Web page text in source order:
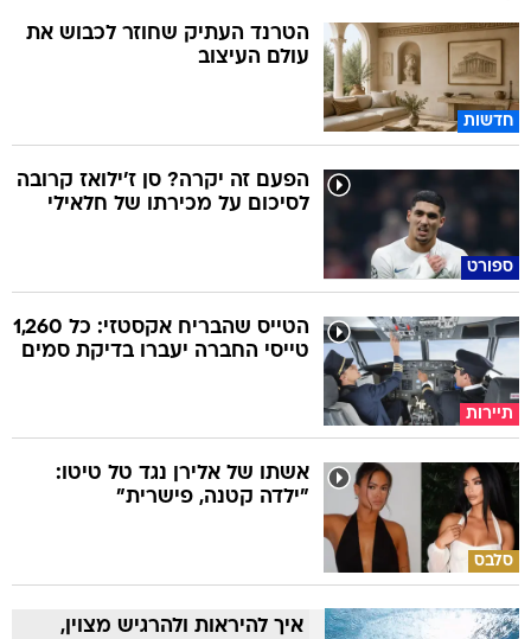
חדשות
הטרנד העתיק שחוזר לכבוש את
עולם העיצוב
ספורט
הפעם זה יקרה? סן ז'ילואז קרובה
לסיכום על מכירתו של חלאילי
תיירות
הטייס שהבריח אקסטזי: כל 1,260
טייסי החברה יעברו בדיקת סמים
סלבס
אשתו של אלירן נגד טל טיטו:
"ילדה קטנה, פישרית"
איך להיראות ולהרגיש מצוין,